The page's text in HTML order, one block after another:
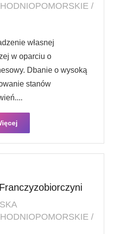
/
własnej
w oparciu o
Dbanie o wysoką
stanów
/